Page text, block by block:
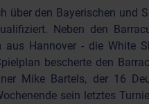
über den Bayerischen und
Neben den
aus Hannover - die White
bescherte den
Mike Bartels, der 16
sein letztes